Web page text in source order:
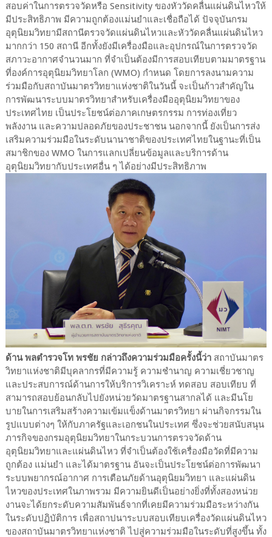
สอบค่าในการตรวจวัดหรือ Sensitivity ของหัววัดคลื่นแผ่นดินไหวให้
มีประสิทธิภาพ มีความถูกต้องแม่นยำและเชื่อถือได้ ปัจจุบันกรม
อุตุนิยมวิทยามีสถานีตรวจวัดแผ่นดินไหวและหัววัดคลื่นแผ่นดินไหว
มากกว่า 150 สถานี อีกทั้งยังมีเครื่องมือและอุปกรณ์ในการตรวจวัด
สภาวะอากาศจำนวนมาก ที่จำเป็นต้องมีการสอบเทียบตามมาตรฐาน
ที่องค์การอุตุนิยมวิทยาโลก (WMO) กำหนด โดยการลงนามความ
ร่วมมือกับสถาบันมาตรวิทยาแห่งชาติในวันนี้ จะเป็นก้าวสำคัญใน
การพัฒนาระบบมาตรวิทยาสำหรับเครื่องมืออุตุนิยมวิทยาของ
ประเทศไทย เป็นประโยชน์ต่อภาคเกษตรกรรม การท่องเที่ยว
พลังงาน และความปลอดภัยของประชาชน นอกจากนี้ ยังเป็นการส่ง
เสริมความร่วมมือในระดับนานาชาติของประเทศไทยในฐานะที่เป็น
สมาชิกของ WMO ในการแลกเปลี่ยนข้อมูลและบริการด้าน
อุตุนิยมวิทยากับประเทศอื่น ๆ ได้อย่างมีประสิทธิภาพ
ด้าน พลตำรวจโท พรชัย กล่าวถึงความร่วมมือครั้งนี้ว่า สถาบันมาตร
วิทยาแห่งชาติมีบุคลากรที่มีความรู้ ความชำนาญ ความเชี่ยวชาญ
และประสบการณ์ด้านการให้บริการวิเคราะห์ ทดสอบ สอบเทียบ ที่
สามารถสอบย้อนกลับไปยังหน่วยวัดมาตรฐานสากลได้ และมีนโย
บายในการเสริมสร้างความเข้มแข็งด้านมาตรวิทยา ผ่านกิจกรรมใน
รูปแบบต่างๆ ให้กับภาครัฐและเอกชนในประเทศ ซึ่งจะช่วยสนับสนุน
ภารกิจของกรมอุตุนิยมวิทยาในกระบวนการตรวจวัดด้าน
อุตุนิยมวิทยาและแผ่นดินไหว ที่จำเป็นต้องใช้เครื่องมือวัดที่มีความ
ถูกต้อง แม่นยำ และได้มาตรฐาน อันจะเป็นประโยชน์ต่อการพัฒนา
ระบบพยากรณ์อากาศ การเตือนภัยด้านอุตุนิยมวิทยา และแผ่นดิน
ไหวของประเทศในภาพรวม มีความยินดีเป็นอย่างยิ่งที่ทั้งสองหน่วย
งานจะได้ยกระดับความสัมพันธ์จากที่เคยมีความร่วมมือระหว่างกัน
ในระดับปฏิบัติการ เพื่อสถาปนาระบบสอบเทียบเครื่องวัดแผ่นดินไหว
ของสถาบันมาตรวิทยาแห่งชาติ ไปสู่ความร่วมมือในระดับที่สูงขึ้น ทั้ง